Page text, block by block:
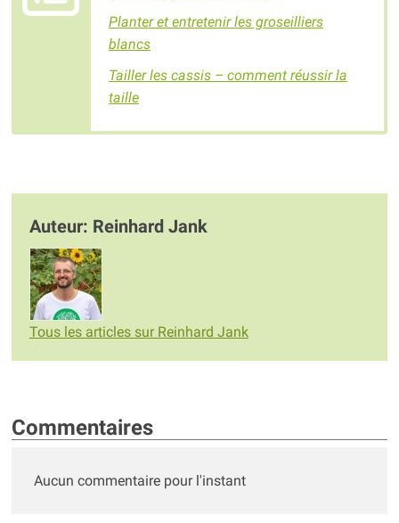
Planter et entretenir les groseilliers
blancs
Tailler les cassis – comment réussir la
taille
Auteur: Reinhard Jank
Tous les articles sur Reinhard Jank
Commentaires
Aucun commentaire pour l'instant